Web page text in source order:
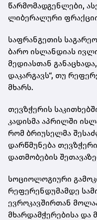
წარმომადგენლები,
ლიბერალური
საფრანგეთის
ბარო ისლანდიას
მედიასთან
დაკარგავს“, თუ
მხარს.
თევზჭერის
კადისმა აპრილში
რომ ბრიუსელმა
დარწმუნება
დათმობების
სოციოლოგიური
რეფერენდუმამდე
ევროკავშირთან
მხარდამჭერებისა და